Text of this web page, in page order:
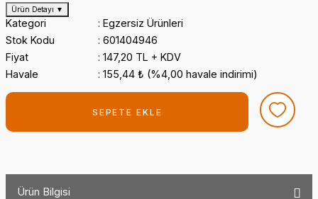
Ürün Detayı ▼
Kategori
Egzersiz Ürünleri
Stok Kodu
601404946
Fiyat
147,20 TL + KDV
Havale
155,44 ₺ (%4,00 havale indirimi)
SEPETE EKLE
Ürün Bilgisi